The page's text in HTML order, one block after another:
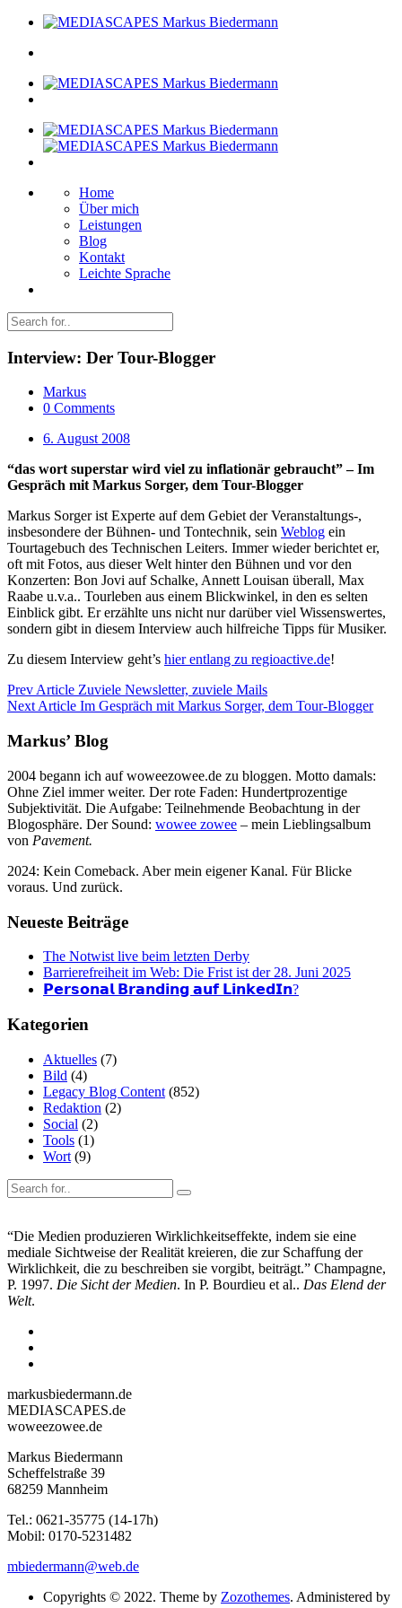
Home
Über mich
Leistungen
Blog
Kontakt
Leichte Sprache
Interview: Der Tour-Blogger
Markus
0 Comments
6. August 2008
“das wort superstar wird viel zu inflationär gebraucht” – Im
Gespräch mit Markus Sorger, dem Tour-Blogger
Markus Sorger ist Experte auf dem Gebiet der Veranstaltungs-,
insbesondere der Bühnen- und Tontechnik, sein Weblog ein
Tourtagebuch des Technischen Leiters. Immer wieder berichtet er,
oft mit Fotos, aus dieser Welt hinter den Bühnen und vor den
Konzerten: Bon Jovi auf Schalke, Annett Louisan überall, Max
Raabe u.v.a.. Tourleben aus einem Blickwinkel, in den es selten
Einblick gibt. Er erzählte uns nicht nur darüber viel Wissenswertes,
sondern gibt in diesem Interview auch hilfreiche Tipps für Musiker.
Zu diesem Interview geht’s hier entlang zu regioactive.de!
Prev Article Zuviele Newsletter, zuviele Mails
Next Article Im Gespräch mit Markus Sorger, dem Tour-Blogger
Markus’ Blog
2004 begann ich auf woweezowee.de zu bloggen. Motto damals:
Ohne Ziel immer weiter. Der rote Faden: Hundertprozentige
Subjektivität. Die Aufgabe: Teilnehmende Beobachtung in der
Blogosphäre. Der Sound: wowee zowee – mein Lieblingsalbum
von Pavement.
2024: Kein Comeback. Aber mein eigener Kanal. Für Blicke
voraus. Und zurück.
Neueste Beiträge
The Notwist live beim letzten Derby
Barrierefreiheit im Web: Die Frist ist der 28. Juni 2025
𝗣𝗲𝗿𝘀𝗼𝗻𝗮𝗹 𝗕𝗿𝗮𝗻𝗱𝗶𝗻𝗴 𝗮𝘂𝗳 𝗟𝗶𝗻𝗸𝗲𝗱𝗜𝗻?
Kategorien
Aktuelles (7)
Bild (4)
Legacy Blog Content (852)
Redaktion (2)
Social (2)
Tools (1)
Wort (9)
“Die Medien produzieren Wirklichkeitseffekte, indem sie eine
mediale Sichtweise der Realität kreieren, die zur Schaffung der
Wirklichkeit, die zu beschreiben sie vorgibt, beiträgt.” Champagne,
P. 1997. Die Sicht der Medien. In P. Bourdieu et al.. Das Elend der
Welt.
markusbiedermann.de
MEDIASCAPES.de
woweezowee.de
Markus Biedermann
Scheffelstraße 39
68259 Mannheim
Tel.: 0621-35775 (14-17h)
Mobil: 0170-5231482
mbiedermann@web.de
Copyrights © 2022. Theme by Zozothemes. Administered by